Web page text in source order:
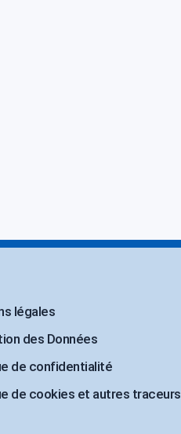
légales
des Données
de confidentialité
de cookies et autres traceurs